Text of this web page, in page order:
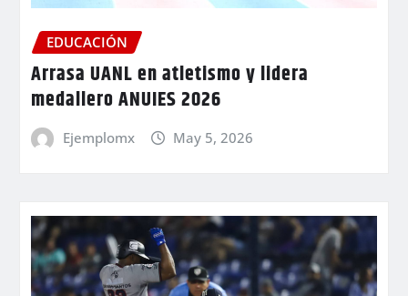
EDUCACIÓN
Arrasa UANL en atletismo y lidera
medallero ANUIES 2026
Ejemplomx May 5, 2026